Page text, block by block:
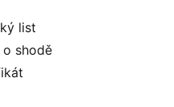
list
o shodě